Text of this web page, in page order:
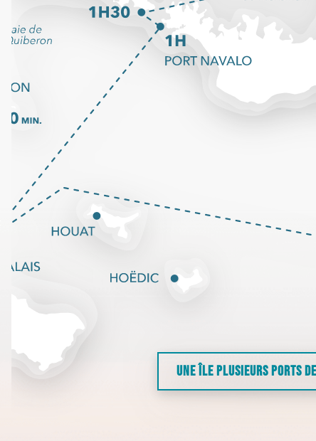
UNE ÎLE PLUSIEURS PORTS